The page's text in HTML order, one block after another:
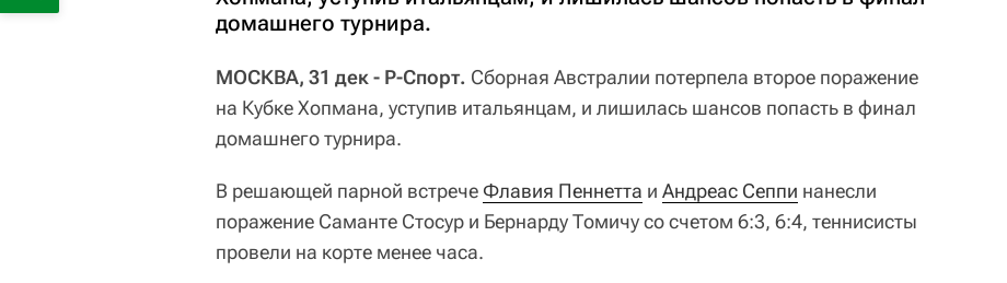
домашнего турнира.
МОСКВА, 31 дек - Р-Спорт. Сборная Австралии потерпела второе поражение
на Кубке Хопмана, уступив итальянцам, и лишилась шансов попасть в финал
домашнего турнира.
В решающей парной встрече Флавия Пеннетта и Андреас Сеппи нанесли
поражение Саманте Стосур и Бернарду Томичу со счетом 6:3, 6:4, теннисисты
провели на корте менее часа.